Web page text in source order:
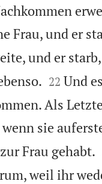
Frau, und er
und er

22 Und es
Als
sie
Frau gehabt.
weil ihr